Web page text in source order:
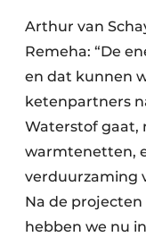
Arthur van
Remeha: “De
en dat kunnen
ketenpartners
Waterstof gaat,
warmtenetten,
verduurzaming
Na de
hebben we nu